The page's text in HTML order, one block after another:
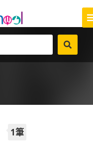
1筆